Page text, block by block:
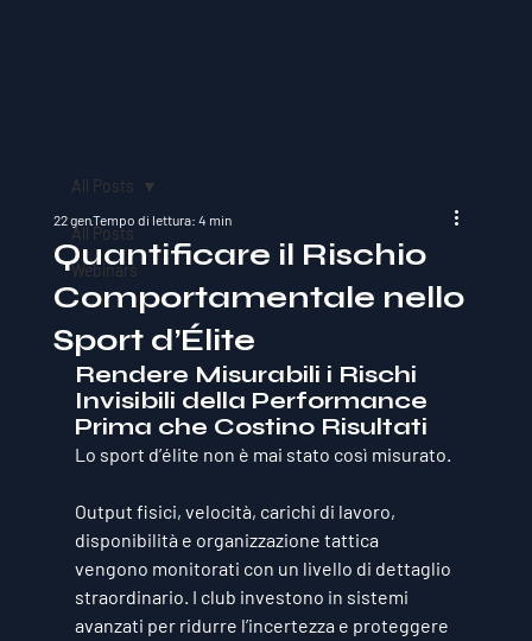
All Posts
Webinars
All Posts
Quantificare il Rischio
Comportamentale nello
Sport d’Élite
22 genTempo di lettura: 4 min
Rendere Misurabili i Rischi
Invisibili della Performance
Prima che Costino Risultati
Lo sport d’élite non è mai stato così misurato.
Output fisici, velocità, carichi di lavoro,
disponibilità e organizzazione tattica
vengono monitorati con un livello di dettaglio
straordinario. I club investono in sistemi
avanzati per ridurre l’incertezza e proteggere